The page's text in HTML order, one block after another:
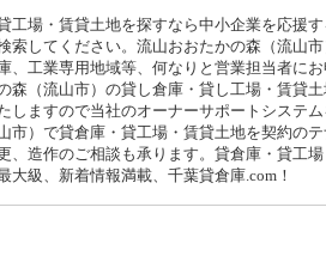
工場・賃貸土地を探すなら中小企業を応援す
してください。流山おおたかの森（流山市
、工業専用地域等、何なりと営業担当者にお
森（流山市）の貸し倉庫・貸し工場・賃貸
しますので当社のオーナーサポートシステム
市）で貸倉庫・貸工場・賃貸土地を契約のテ
、造作のご相談も承ります。貸倉庫・貸工場
級、新着情報満載、千葉貸倉庫.com！